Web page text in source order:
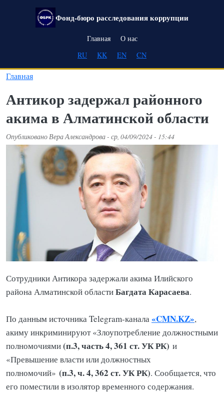
Перейти к основному содержанию
Фонд-бюро расследования коррупции
Main navigation
Главная
О нас
RU
KK EN CN
Главная
Антикор задержал районного
акима в Алматинской области
ОпубликованоВера Александрова- ср, 04/09/2024 - 15:44
Сотрудники Антикора задержали акима Илийского
района Алматинской областиБагдата Карасаева.
По данным источника Telegram-канала«CMN.KZ»,
акиму инкриминируют «Злоупотребление должностными
полномочиями(п.3, часть 4, 361 ст. УК РК) и
«Превышение власти или должностных
полномочий» (п.3, ч. 4, 362 ст. УК РК). Сообщается, что
его поместили в изолятор временного содержания.